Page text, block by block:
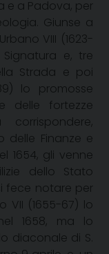
e a Padova, per
Giunse a
VIII (1623-
e, tre
Strada e poi
lo promosse
delle fortezze
delle Finanze e
1654, gli venne
dello Stato
fece notare per
VII (1655-67) lo
1658, ma lo
diaconale di S.